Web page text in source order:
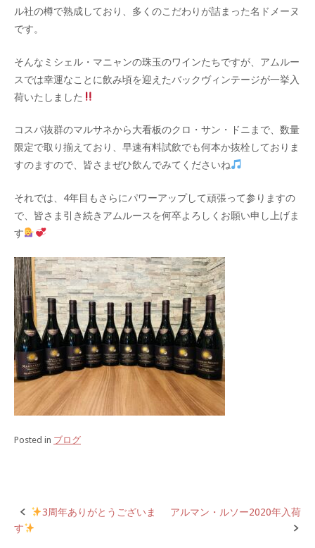
ル社の樽で熟成しており、多くのこだわりが詰まった名ドメーヌ
です。
そんなミシェル・マニャンの珠玉のワインたちですが、アムルー
スでは幸運なことに飲み頃を迎えたバックヴィンテージが一挙入
荷いたしました
コスパ抜群のマルサネから大看板のクロ・サン・ドニまで、数量
限定で取り揃えており、早速有料試飲でも何本か抜栓しておりま
すのますので、皆さまぜひ飲んでみてくださいね
それでは、4年目もさらにパワーアップして頑張って参りますの
で、皆さま引き続きアムルースを何卒よろしくお願い申し上げま
す
Posted in ブログ
P
3周年ありがとうございま
す
アルマン・ルソー2020年入荷​